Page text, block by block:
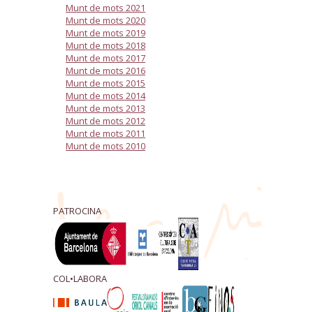
Munt de mots 2021
Munt de mots 2020
Munt de mots 2019
Munt de mots 2018
Munt de mots 2017
Munt de mots 2016
Munt de mots 2015
Munt de mots 2014
Munt de mots 2013
Munt de mots 2012
Munt de mots 2011
Munt de mots 2010
PATROCINA
COL•LABORA